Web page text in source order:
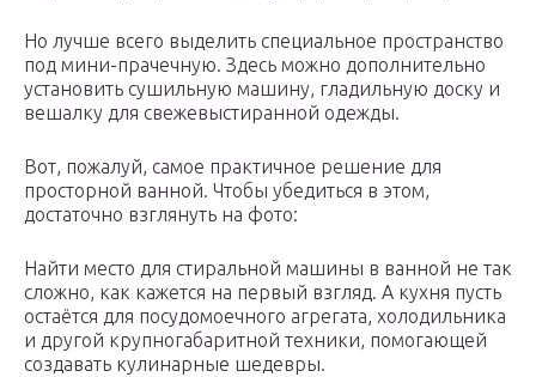
Но лучше всего выделить специальное пространство
под мини-прачечную. Здесь можно дополнительно
установить сушильную машину, гладильную доску и
вешалку для свежевыстиранной одежды.
Вот, пожалуй, самое практичное решение для
просторной ванной. Чтобы убедиться в этом,
достаточно взглянуть на фото:
Найти место для стиральной машины в ванной не так
сложно, как кажется на первый взгляд. А кухня пусть
остаётся для посудомоечного агрегата, холодильника
и другой крупногабаритной техники, помогающей
создавать кулинарные шедевры.